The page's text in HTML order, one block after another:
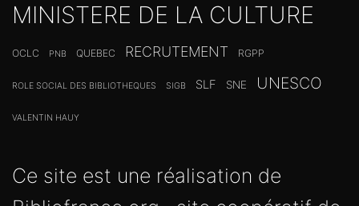
MINISTERE DE LA CULTURE
OCLC PNB QUEBEC RECRUTEMENT RGPP
ROLE SOCIAL DES BIBLIOTHEQUES SIGB SLF SNE UNESCO
VALENTIN HAUY
Ce site est une réalisation de